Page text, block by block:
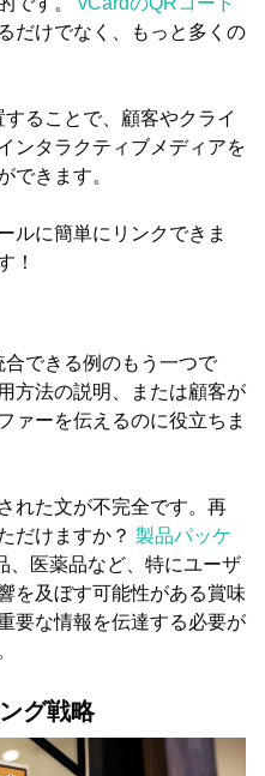
だけでなく、もっと多くの
ることで、顧客やクライ
ンタラクティブメディアを
できます。
ルに簡単にリンクできま
！
できる例のもう一つで
方法の説明、または顧客が
ァーを伝えるのに役立ちま
れた文が不完全です。再
だけますか？ 製品パッケ
、医薬品など、特にユーザ
を及ぼす可能性がある賞味
要な情報を伝達する必要が
グ戦略